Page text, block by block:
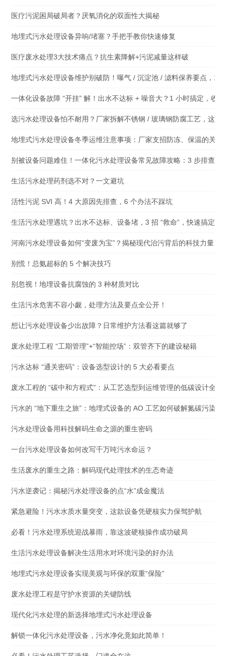
医疗污泥困局破局者？厌氧消化的双面性大揭秘
地埋式污水处理设备异响/堵塞？手把手教你快速修复
医疗废水处理3大技术痛点？抗生素降解+污泥减量这样破
地埋式污水处理设备维护别破防！曝气 / 沉淀池 / 滤料保养要点，1
一体化设备故障 “开挂” 解！出水不达标 + 噪音大？1 小时搞定，收
选污水处理设备怕不耐用？厂家拆解不锈钢 / 玻璃钢防腐工艺，这 3
地埋式污水处理设备冬季运维注意事项：厂家支招防冻、保温的关键
别被设备问题难住！一体化污水处理设备常见故障攻略：3 步排查 +
生活污水处理药剂选不对？一文避坑
活性污泥 SVI 高！4 大原因先排查，6 个办法不踩坑
生活污水处理遇坑？出水不达标、设备堵，3 招 “救命”，快速搞定
河南污水处理设备如何“变废为宝”？揭秘现代治污背后的科技力量
别慌！总氨超标的 5 个解决技巧
别忽视！地埋设备抗腐蚀的 3 种材质对比
生活污水危害不容小觑，处理方法及要点全公开！
想让污水处理设备少出故障？日常维护方法看这篇就够了
废水处理工程 “工期管理”+“智能控场”：双管齐下的建设秘籍
污水达标 “通关密码”：设备选型设计的 5 大必看要点
废水工程的 “碳中和方程式”：从工艺选型到运维管理的低碳设计全解
污水的 “地下重生之旅”：地埋式设备的 AO 工艺如何破解氮碳污染困
污水处理设备用科技解码生命之源的重生密码
一台污水处理设备如何改写千万吨污水命运？
生活废水的重生之路：解码现代处理技术的生态奇迹
污水逆袭记：揭秘污水处理设备的点“水”成金魔法
紧急避险！污水水质水量突变，这款设备凭硬核实力保驾护航
必看！污水处理系统迎战暴雨，靠这波硬核操作成功破局
生活污水处理设备解决生活用水对环境污染的好办法
地埋式污水处理设备实现美观与环保的双重“保险”
废水处理工程是守护水资源的关键防线
现代化污水处理的新选择地埋式污水处理设备
解锁一体化污水处理设备，污水净化竟如此简单！